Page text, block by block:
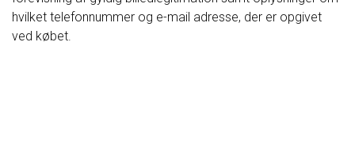
hvilket telefonnummer og e-mail adresse, der er opgivet
ved købet.